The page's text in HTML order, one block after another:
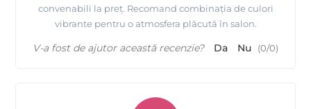
convenabili la preț. Recomand combinația de culori
vibrante pentru o atmosfera plăcută în salon.
V-a fost de ajutor această recenzie? Da Nu (0/0)